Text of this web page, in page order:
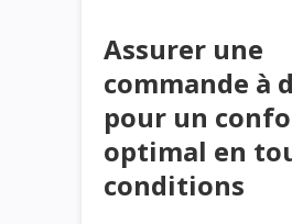
Assurer une
commande à
pour un
optimal en
conditions